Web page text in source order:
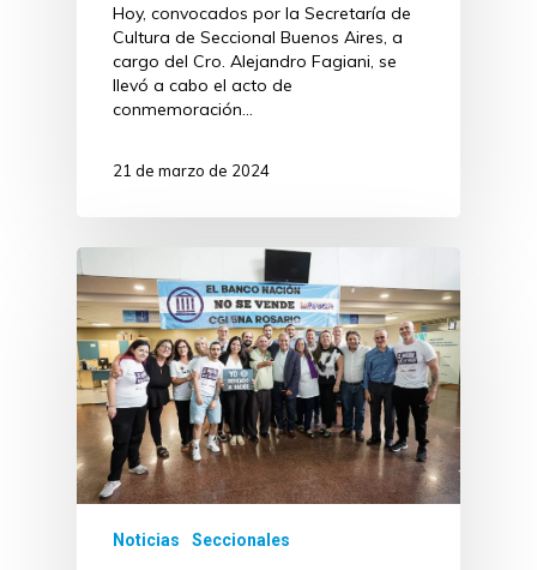
Hoy, convocados por la Secretaría de
Cultura de Seccional Buenos Aires, a
cargo del Cro. Alejandro Fagiani, se
llevó a cabo el acto de
conmemoración…
21 de marzo de 2024
Noticias Seccionales